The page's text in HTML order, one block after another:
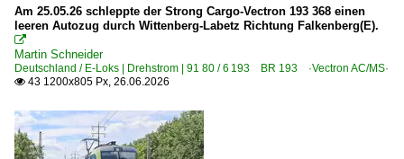
Güterverkehr | Zuggattungen
DGS Standard-Güterzüge Dritter
4 | Gattung S | Flachwagen mit Drehgestellen in
6 | Gattung F | Offener Güterwagen in Sonderbauart
Am 25.05.26 schleppte der Strong Cargo-Vectron 193 368 einen
leeren Autozug durch Wittenberg-Labetz Richtung Falkenberg(E).

Martin Schneider
Deutschland / E-Loks | Drehstrom | 91 80 / 6 193 BR 193 ·Vectron AC/MS·
 43 1200x805 Px, 26.06.2026